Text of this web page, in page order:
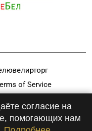
of Service
согласие на
помогающих нам